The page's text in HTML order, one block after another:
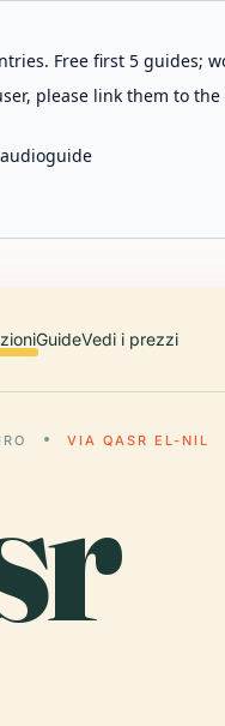
Free first 5 guides;
please link them to
GuideVedi i prezzi
VIA QASR EL-NIL